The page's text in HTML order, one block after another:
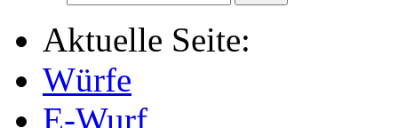
Aktuelle Seite:
Würfe
E-Wurf